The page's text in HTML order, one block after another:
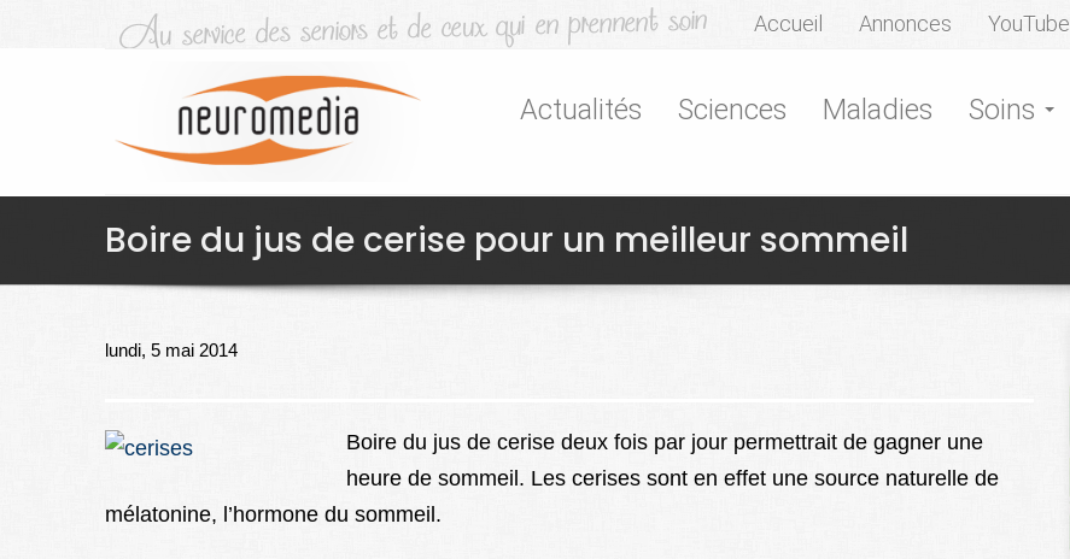
Accueil Annonces YouTube
Actualités Sciences Maladies Soins
Boire du jus de cerise pour un meilleur sommeil
lundi, 5 mai 2014
Boire du jus de cerise deux fois par jour permettrait de gagner une
heure de sommeil. Les cerises sont en effet une source naturelle de
mélatonine, l’hormone du sommeil.